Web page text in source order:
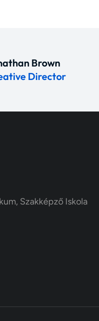
Brown
Director
Szakképző Iskola